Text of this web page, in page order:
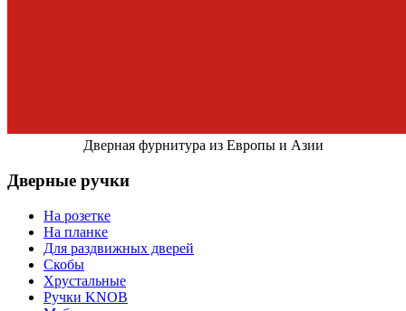
Дверная фурнитура из Европы и Азии
Дверные ручки
На розетке
На планке
Для раздвижных дверей
Скобы
Хрустальные
Ручки KNOB